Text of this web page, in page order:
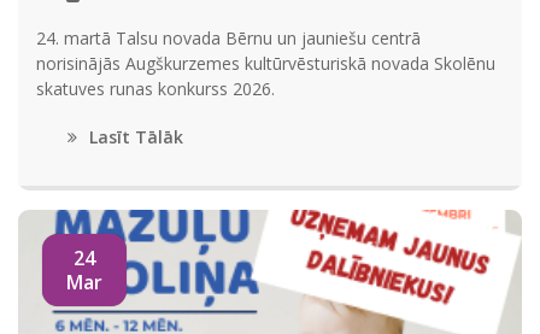
24. martā Talsu novada Bērnu un jauniešu centrā
norisinājās Augškurzemes kultūrvēsturiskā novada Skolēnu
skatuves runas konkurss 2026.
Lasīt Tālāk
24
Mar